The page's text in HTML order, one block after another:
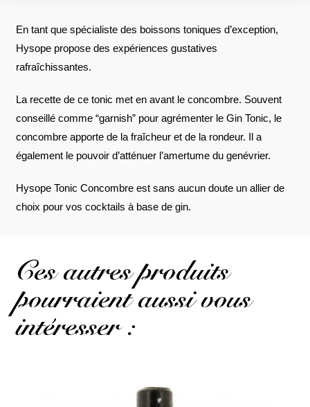
En tant que spécialiste des boissons toniques d’exception,
Hysope propose des expériences gustatives
rafraîchissantes.
La recette de ce tonic met en avant le concombre. Souvent
conseillé comme “garnish” pour agrémenter le Gin Tonic, le
concombre apporte de la fraîcheur et de la rondeur. Il a
également le pouvoir d’atténuer l’amertume du genévrier.
Hysope Tonic Concombre est sans aucun doute un allier de
choix pour vos cocktails à base de gin.
Ces autres produits
pourraient aussi vous
intéresser :